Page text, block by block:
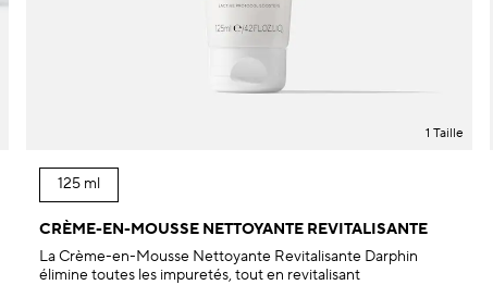
1 Taille
125 ml
CRÈME-EN-MOUSSE NETTOYANTE REVITALISANTE
La Crème-en-Mousse Nettoyante Revitalisante Darphin
élimine toutes les impuretés, tout en revitalisant